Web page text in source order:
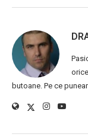
butoane. Pe ce